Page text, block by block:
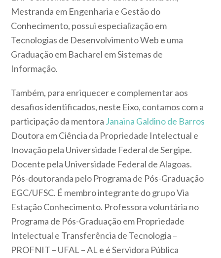
Mestranda em Engenharia e Gestão do
Conhecimento, possui especialização em
Tecnologias de Desenvolvimento Web e uma
Graduação em Bacharel em Sistemas de
Informação.
Também, para enriquecer e complementar aos
desafios identificados, neste Eixo, contamos com a
participação da mentora Janaina Galdino de Barros
Doutora em Ciência da Propriedade Intelectual e
Inovação pela Universidade Federal de Sergipe.
Docente pela Universidade Federal de Alagoas.
Pós-doutoranda pelo Programa de Pós-Graduação
EGC/UFSC. É membro integrante do grupo Via
Estação Conhecimento. Professora voluntária no
Programa de Pós-Graduação em Propriedade
Intelectual e Transferência de Tecnologia –
PROFNIT – UFAL – AL e é Servidora Pública